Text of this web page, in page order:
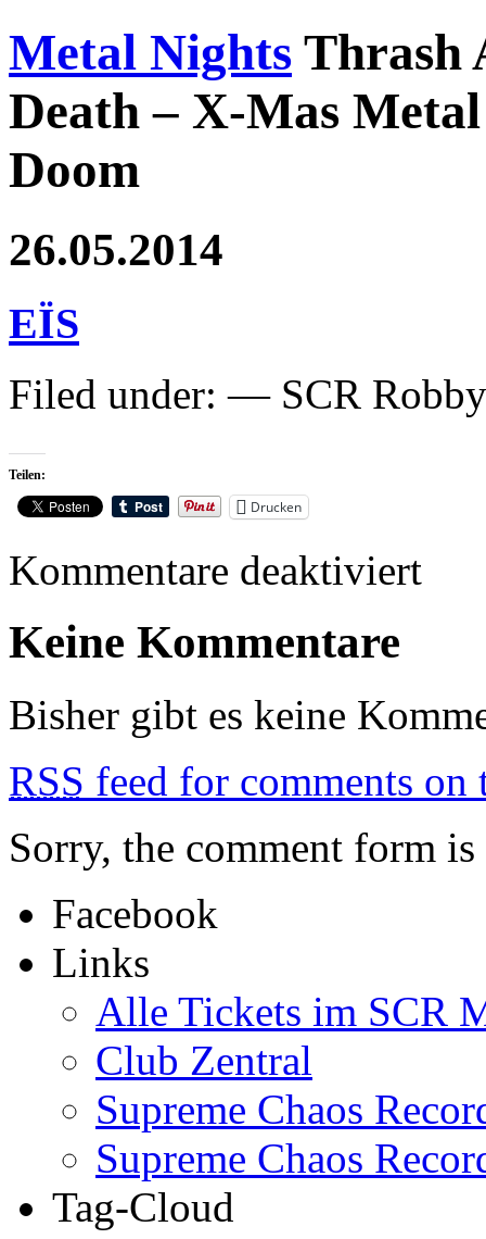
Metal Nights Thrash
Death – X-Mas
Doom
26.05.2014
EÏS
Filed under: — SCR
Teilen:
Drucken
Kommentare deaktiviert
Keine Kommentare
Bisher gibt es keine
RSS feed for comments on
Sorry, the comment form
Facebook
Links
Alle Tickets im SCR
Club Zentral
Supreme Chaos
Supreme Chaos
Tag-Cloud